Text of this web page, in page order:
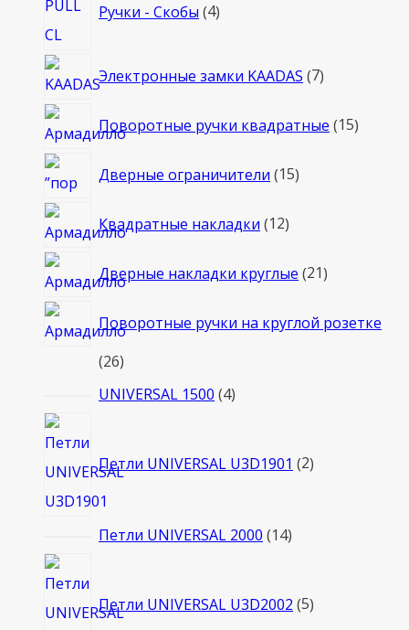
Ручки - Скобы 4товара
Электронные замки KAADAS 77
Поворотные ручки квадратные 1515
Дверные ограничители 1515
Квадратные накладки 1212
Дверные накладки круглые 2121
Поворотные ручки на круглой розетке
2626
товаров
UNIVERSAL 1500 44
Петли UNIVERSAL U3D1901 2товара
Петли UNIVERSAL 2000 1414
Петли UNIVERSAL U3D2002 5товаров